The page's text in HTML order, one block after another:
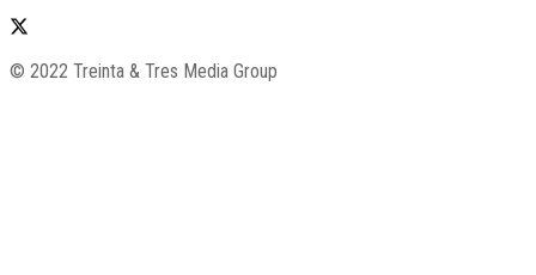
© 2022 Treinta & Tres Media Group